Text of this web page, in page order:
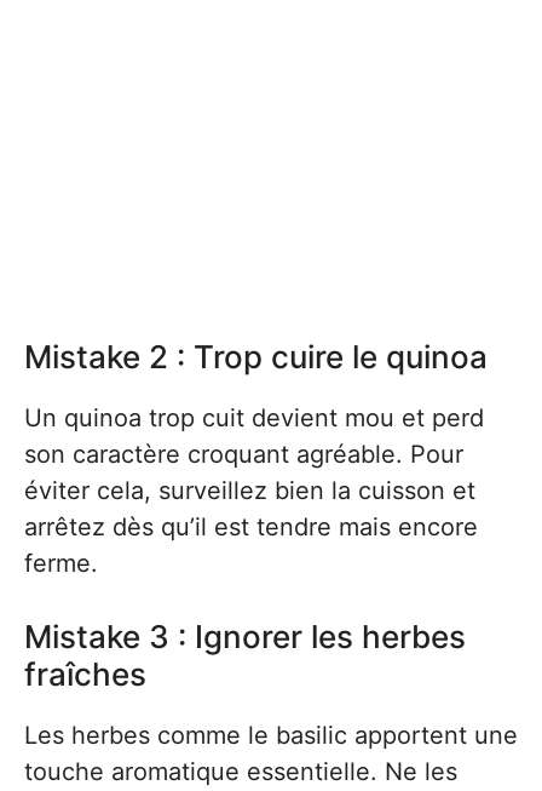
Mistake 2 : Trop cuire le quinoa
Un quinoa trop cuit devient mou et perd
son caractère croquant agréable. Pour
éviter cela, surveillez bien la cuisson et
arrêtez dès qu’il est tendre mais encore
ferme.
Mistake 3 : Ignorer les herbes
fraîches
Les herbes comme le basilic apportent une
touche aromatique essentielle. Ne les